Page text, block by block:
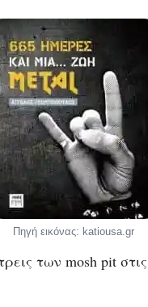
Πηγή εικόνας: katiousa.gr
των mosh pit